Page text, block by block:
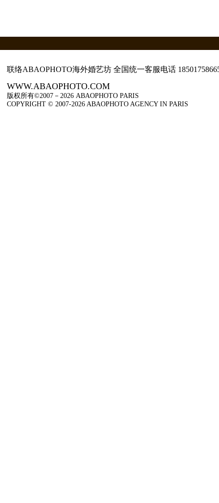
联络ABAOPHOTO海外婚艺坊 全国统一客服电话
WWW.ABAOPHOTO.COM
版权所有©2007－2026 ABAOPHOTO PARIS
COPYRIGHT © 2007-2026 ABAOPHOTO AGENCY IN PARIS